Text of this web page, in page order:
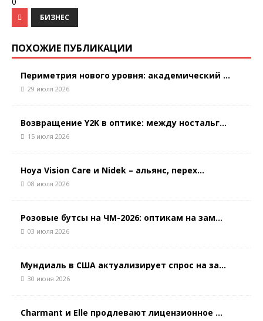
БИЗНЕС
ПОХОЖИЕ ПУБЛИКАЦИИ
Периметрия нового уровня: академический ...
29 июля 2026
Возвращение Y2K в оптике: между ностальг...
15 июля 2026
Hoya Vision Care и Nidek – альянс, перех...
08 июля 2026
Розовые бутсы на ЧМ-2026: оптикам на зам...
03 июля 2026
Мундиаль в США актуализирует спрос на за...
30 июня 2026
Charmant и Elle продлевают лицензионное ...